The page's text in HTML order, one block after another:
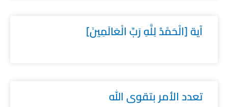
آية [الْحَمْدُ لِلَّهِ رَبِّ الْعَالَمِينَ]
تعدد الأمر بتقوى الله